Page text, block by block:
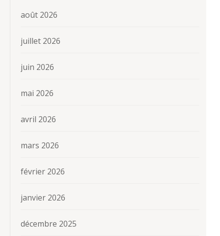
août 2026
juillet 2026
juin 2026
mai 2026
avril 2026
mars 2026
février 2026
janvier 2026
décembre 2025